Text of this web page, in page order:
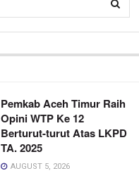
Pemkab Aceh Timur Raih
Opini WTP Ke 12
Berturut-turut Atas LKPD
TA. 2025
AUGUST 5, 2026